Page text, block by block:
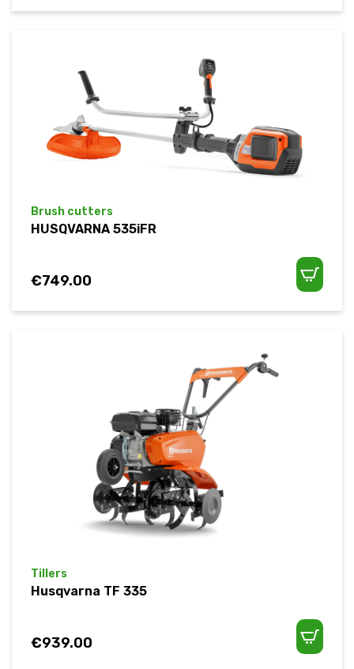
Brush cutters
HUSQVARNA 535iFR
€749.00
Tillers
Husqvarna TF 335
€939.00